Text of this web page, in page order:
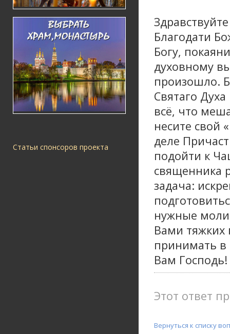
Статьи спонсоров проекта
Благодати
Богу,
духовному
произошло.
Святаго
всё, что
несите свой
деле
подойти к
священника
задача:
нужные
Вами тяжких
принимать в
Вам Господь!
Этот ответ
Вернуться к списку